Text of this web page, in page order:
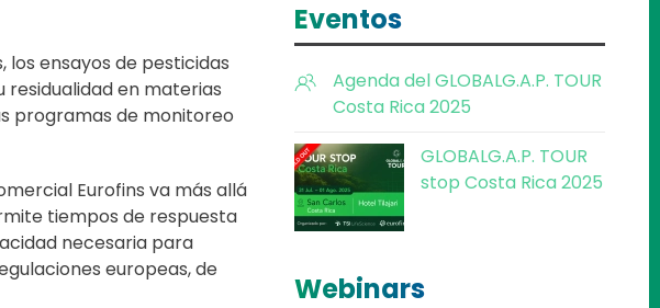
ensayos de pesticidas
en materias
programas de monitoreo
Eurofins va más allá
tiempos de respuesta
necesaria para
europeas, de
Eventos
Agenda del GLOBALG.A.P. TOUR
Costa Rica 2025
GLOBALG.A.P. TOUR
stop Costa Rica 2025
Webinars